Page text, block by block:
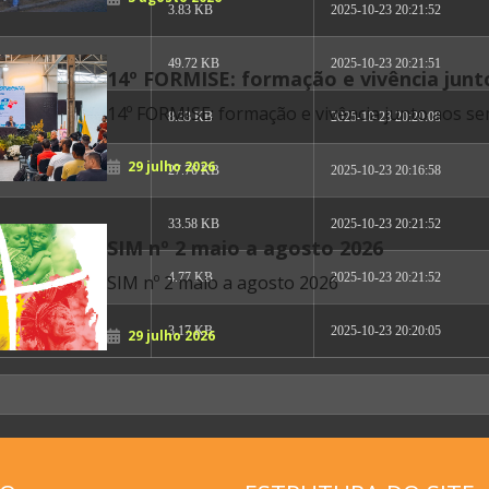
3.83 KB 2025-10-23 20:21:52
49.72 KB 2025-10-23 20:21:51
8.33 KB 2025-10-23 20:20:08
27.76 KB 2025-10-23 20:16:58
33.58 KB 2025-10-23 20:21:52
4.77 KB 2025-10-23 20:21:52
3.17 KB 2025-10-23 20:20:05
14º FORMISE: formação e vivência
seminaristas
14º FORMISE: formação e vivência junto aos
29 julho 2026
SIM nº 2 maio a agosto 2026
SIM nº 2 maio a agosto 2026
29 julho 2026